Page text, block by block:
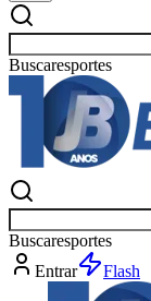
Buscaresportes
Buscaresportes
Entrar
Flash